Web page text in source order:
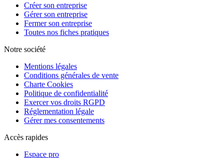
Créer son entreprise
Gérer son entreprise
Fermer son entreprise
Toutes nos fiches pratiques
Notre société
Mentions légales
Conditions générales de vente
Charte Cookies
Politique de confidentialité
Exercer vos droits RGPD
Réglementation légale
Gérer mes consentements
Accès rapides
Espace pro